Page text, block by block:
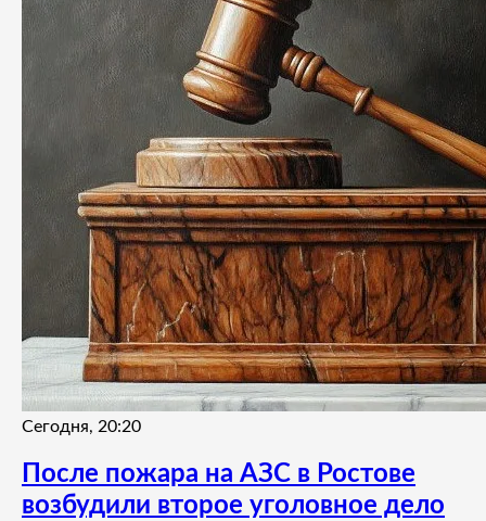
Сегодня, 20:20
После пожара на АЗС в Ростове
возбудили второе уголовное дело